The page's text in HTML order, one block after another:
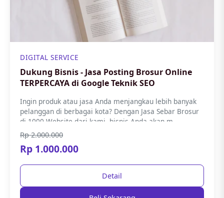
DIGITAL SERVICE
Dukung Bisnis - Jasa Posting Brosur Online
TERPERCAYA di Google Teknik SEO
Ingin produk atau jasa Anda menjangkau lebih banyak
pelanggan di berbagai kota? Dengan Jasa Sebar Brosur
di 1000 Website dari kami, bisnis Anda akan m...
Rp 2.000.000
Rp 1.000.000
Detail